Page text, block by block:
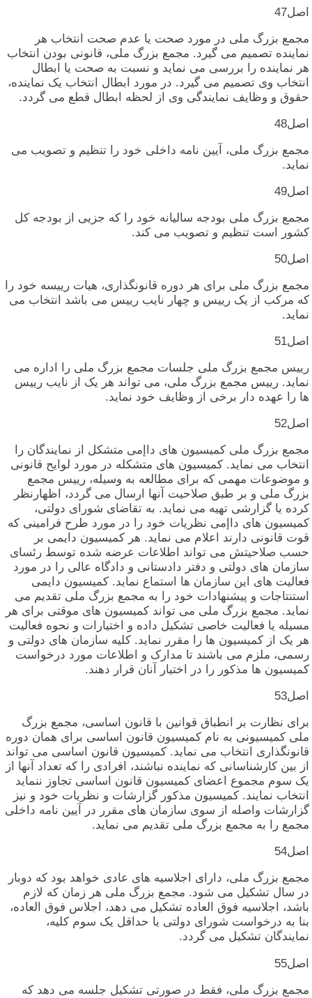
اصل‏47
مجمع بزرگ‏ ملی‏ در مورد صحت‏ یا عدم‏ صحت‏ انتخاب‏ هر
نماینده‏ تصمیم‏ می‏ گیرد. مجمع بزرگ‏ ملی‏، قانونی‏ بودن‏ انتخاب‏
هر نماینده‏ را بررسی‏ می‏ نماید و نسبت‏ به‏ صحت‏ یا ابطال‏
انتخاب‏ وی‏ تصمیم‏ می‏ گیرد. در مورد ابطال‏ انتخاب‏ یک‏ نماینده‏،
حقوق‏ و وظایف‏ نمایندگی‏ وی‏ از لحظه‏ ابطال‏ قطع می‏ گردد.
اصل‏48
مجمع بزرگ‏ ملی‏، آیین‏ نامه‏ داخلی‏ خود را تنظیم‏ و تصویب‏ می‏
نماید.
اصل‏49
مجمع بزرگ‏ ملی‏ بودجه‏ سالیانه‏ خود را که‏ جزیی‏ از بودجه‏ کل‏
کشور است‏ تنظیم‏ و تصویب‏ می‏ کند.
اصل‏50
مجمع بزرگ‏ ملی‏ برای‏ هر دوره‏ قانونگذاری‏، هیات‏ رییسه‏ خود را
که‏ مرکب‏ از یک‏ رییس‏ و چهار نایب‏ رییس‏ می‏ باشد انتخاب‏ می‏
نماید.
اصل‏51
رییس‏ مجمع بزرگ‏ ملی‏ جلسات‏ مجمع بزرگ‏ ملی‏ را اداره‏ می‏
نماید. رییس‏ مجمع بزرگ‏ ملی‏، می‏ تواند هر یک‏ از نایب‏ رییس‏
ها را عهده‏ دار برخی‏ از وظایف‏ خود نماید.
اصل‏52
مجمع بزرگ‏ ملی‏ کمیسیون‏ های‏ داإمی‏ متشکل‏ از نمایندگان‏ را
انتخاب‏ می‏ نماید. کمیسیون‏ های‏ متشکله‏ در مورد لوایح‏ قانونی‏
و موضوعات‏ مهمی‏ که‏ برای‏ مطالعه‏ به‏ وسیله‏، رییس‏ مجمع
بزرگ‏ ملی‏ و بر طبق‏ صلاحیت‏ آنها ارسال‏ می‏ گردد، اظهارنظر
کرده‏ یا گزارشی‏ تهیه‏ می‏ نماید. به‏ تقاضای‏ شورای‏ دولتی‏،
کمیسیون‏ های‏ داإمی‏ نظریات‏ خود را در مورد طرح‏ فرامینی‏ که‏
قوت‏ قانونی‏ دارند اعلام‏ می‏ نماید. هر کمیسیون‏ دایمی‏ بر
حسب‏ صلاحیتش‏ می‏ تواند اطلاعات‏ عرضه‏ شده‏ توسط رئسای‏
سازمان‏ های‏ دولتی‏ و دفتر دادستانی‏ و دادگاه‏ عالی‏ را در مورد
فعالیت‏ های‏ این‏ سازمان‏ ها استماع‏ نماید. کمیسیون‏ دایمی‏
استنتاجات‏ و پیشنهادات‏ خود را به‏ مجمع بزرگ‏ ملی‏ تقدیم‏ می‏
نماید. مجمع بزرگ‏ ملی‏ می‏ تواند کمیسیون‏ های‏ موقتی‏ برای‏ هر
مسیله‏ یا فعالیت‏ خاصی‏ تشکیل‏ داده‏ و اختیارات‏ و نحوه‏ فعالیت‏
هر یک‏ از کمیسیون‏ ها را مقرر نماید. کلیه‏ سازمان‏ های‏ دولتی‏ و
رسمی‏، ملزم‏ می‏ باشند تا مدارک‏ و اطلاعات‏ مورد درخواست‏
کمیسیون‏ ها مذکور را در اختیار آنان‏ قرار دهند.
اصل‏53
برای‏ نظارت‏ بر انطباق‏ قوانین‏ با قانون‏ اساسی‏، مجمع بزرگ‏
ملی‏ کمیسیونی‏ به‏ نام‏ کمیسیون‏ قانون‏ اساسی‏ برای‏ همان‏ دوره‏
قانونگذاری‏ انتخاب‏ می‏ نماید. کمیسیون‏ قانون‏ اساسی‏ می‏ تواند
از بین‏ کارشناسانی‏ که‏ نماینده‏ نباشند، افرادی‏ را که‏ تعداد آنها از
یک‏ سوم‏ مجموع‏ اعضای‏ کمیسیون‏ قانون‏ اساسی‏ تجاوز ننماید
انتخاب‏ نمایند. کمیسیون‏ مذکور گزارشات‏ و نظریات‏ خود و نیز
گزارشات‏ واصله‏ از سوی‏ سازمان‏ های‏ مقرر در آیین‏ نامه‏ داخلی‏
مجمع را به‏ مجمع بزرگ‏ ملی‏ تقدیم‏ می‏ نماید.
اصل‏54
مجمع بزرگ‏ ملی‏، دارای‏ اجلاسیه‏ های‏ عادی‏ خواهد بود که‏ دوبار
در سال‏ تشکیل‏ می‏ شود. مجمع بزرگ‏ ملی‏ هر زمان‏ که‏ لازم‏
باشد، اجلاسیه‏ فوق‏ العاده‏ تشکیل‏ می‏ دهد، اجلاس‏ فوق‏ العاده‏،
بنا به‏ درخواست‏ شورای‏ دولتی‏ یا حداقل‏ یک‏ سوم‏ کلیه‏،
نمایندگان‏ تشکیل‏ می‏ گردد.
اصل‏55
مجمع بزرگ‏ ملی‏، فقط در صورتی‏ تشکیل‏ جلسه‏ می‏ دهد که‏